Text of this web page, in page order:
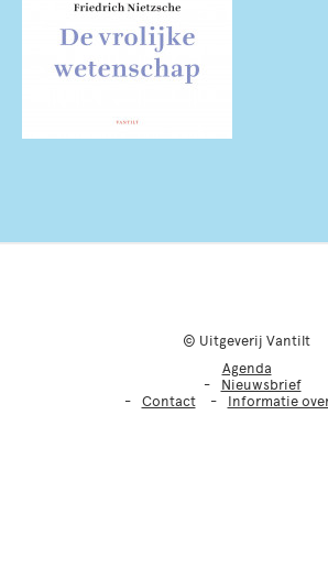
© Uitgeverij Vantilt
Agenda
Nieuwsbrief
Contact
Informatie